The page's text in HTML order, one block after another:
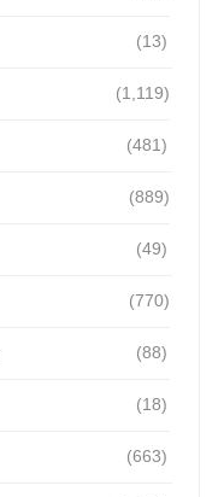
(13)
(1,119)
(481)
(889)
(49)
(770)
(88)
(18)
(663)